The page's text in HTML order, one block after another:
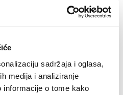
sadržaja i oglasa,
medija i analiziranje
informacije o tome kako
VIŠE